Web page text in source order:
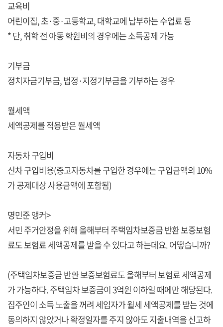
교육비
어린이집, 초·중·고등학교, 대학교에 납부하는 수업료 등
* 단, 취학 전 아동 학원비의 경우에는 소득공제 가능
기부금
정치자금기부금, 법정·지정기부금을 기부하는 경우
월세액
세액공제를 적용받은 월세액
자동차 구입비
신차 구입비용(중고자동차를 구입한 경우에는 구입금액의 10%
가 공제대상 사용금액에 포함됨)
명민준 앵커>
서민 주거안정을 위해 올해부터 주택임차보증금 반환 보증보험
료도 보험료 세액공제를 받을 수 있다고 하는데요. 어떻습니까?
(주택임차보증금 반환 보증보험료도 올해부터 보험료 세액공제
가 가능하다. 주택임차 보증금이 3억원 이하일 때에만 해당된다.
집주인이 소득 노출을 꺼려 세입자가 월세 세액공제를 받는 것에
동의하지 않았거나 확정일자를 주지 않아도 지출내역을 신고하